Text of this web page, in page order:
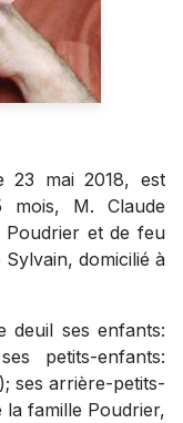
23 mai 2018, est
M. Claude
Poudrier et de feu
domicilié à
deuil ses enfants:
petits-enfants:
ses arrière-petits-
la famille Poudrier,